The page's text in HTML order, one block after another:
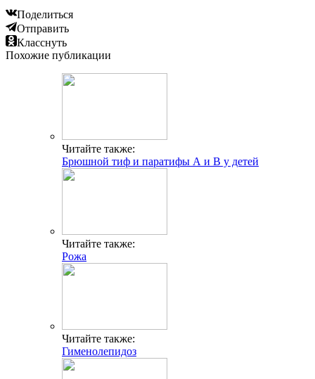
Поделиться
Отправить
Класснуть
Похожие публикации
Читайте также:
Брюшной тиф и паратифы А и В у детей
Читайте также:
Рожа
Читайте также:
Гименолепидоз